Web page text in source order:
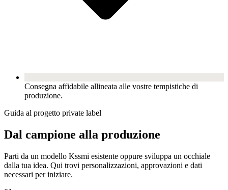
Consegna affidabile allineata alle vostre tempistiche di
produzione.
Guida al progetto private label
Dal campione alla produzione
Parti da un modello Kssmi esistente oppure sviluppa un occhiale
dalla tua idea. Qui trovi personalizzazioni, approvazioni e dati
necessari per iniziare.